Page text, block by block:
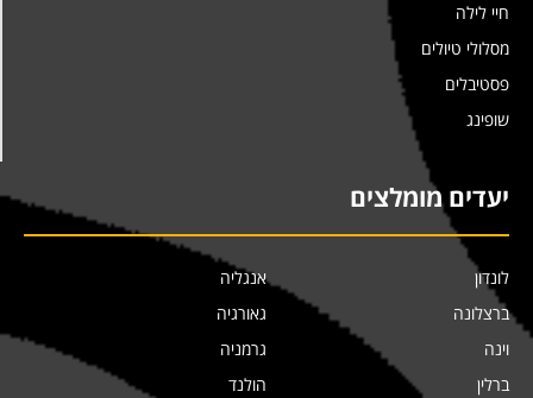
חיי לילה
מסלולי טיולים
פסטיבלים
שופינג
יעדים מומלצים
לונדון
ברצלונה
וינה
ברלין
אנגליה
גאורגיה
גרמניה
הולנד